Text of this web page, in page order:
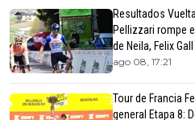
Resultados
Pellizzari rompe
de Neila, Felix
ago 08, 17:21
Tour de Francia
general Etapa 8: